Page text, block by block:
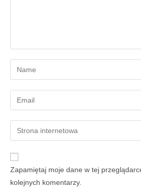
Zapamiętaj moje dane w tej
kolejnych komentarzy.